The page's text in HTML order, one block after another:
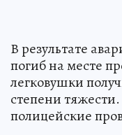
В результате
погиб на месте
легковушки
степени
полицейские